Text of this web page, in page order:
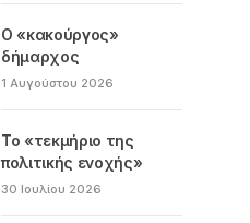
Ο «κακούργος»
δήμαρχος
1 Αυγούστου 2026
Το «τεκμήριο της
πολιτικής ενοχής»
30 Ιουλίου 2026